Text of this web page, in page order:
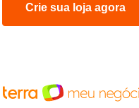
Crie sua loja agora